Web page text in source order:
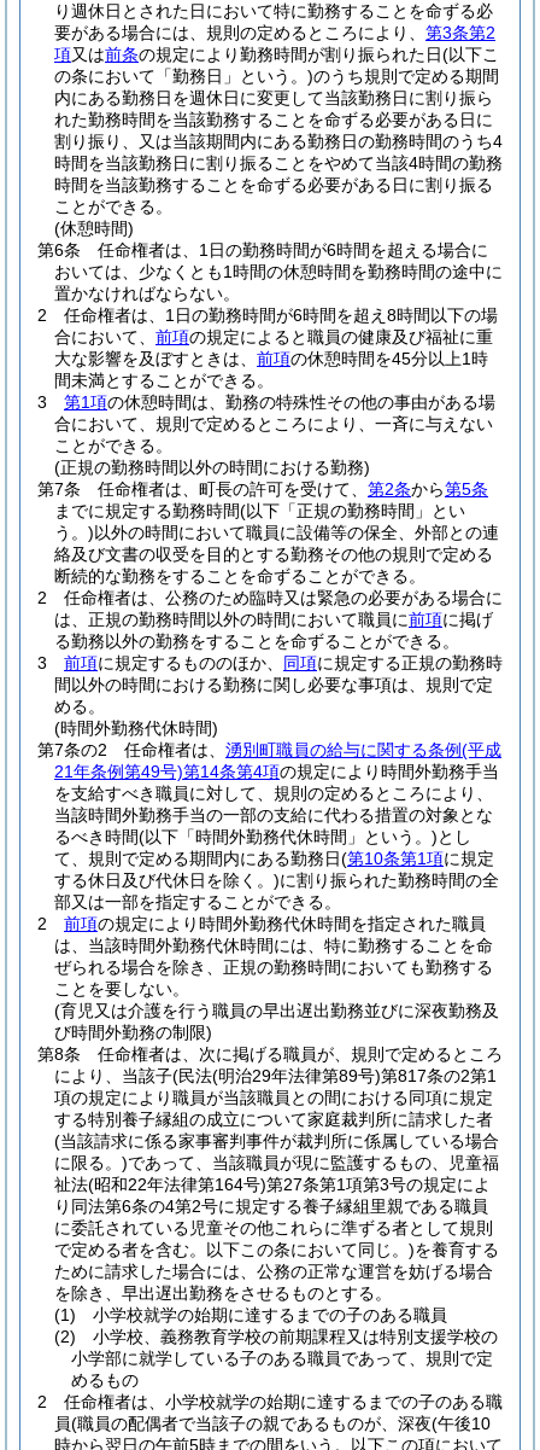
り週休日とされた日において特に勤務することを命ずる必
要がある場合には、規則の定めるところにより、 第3条第2
項又は前条の規定により勤務時間が割り振られた日(以下こ
の条において「勤務日」という。)のうち規則で定める期間
内にある勤務日を週休日に変更して当該勤務日に割り振ら
れた勤務時間を当該勤務することを命ずる必要がある日に
割り振り、又は当該期間内にある勤務日の勤務時間のうち4
時間を当該勤務日に割り振ることをやめて当該4時間の勤務
時間を当該勤務することを命ずる必要がある日に割り振る
ことができる。
(休憩時間)
第6条
任命権者は、1日の勤務時間が6時間を超える場合に
おいては、少なくとも1時間の休憩時間を勤務時間の途中に
置かなければならない。
2
任命権者は、1日の勤務時間が6時間を超え8時間以下の場
合において、 前項の規定によると職員の健康及び福祉に重
大な影響を及ぼすときは、 前項の休憩時間を45分以上1時
間未満とすることができる。
3
第1項の休憩時間は、勤務の特殊性その他の事由がある場
合において、規則で定めるところにより、一斉に与えない
ことができる。
(正規の勤務時間以外の時間における勤務)
第7条
任命権者は、町長の許可を受けて、 第2条から第5条
までに規定する勤務時間(以下「正規の勤務時間」とい
う。)以外の時間において職員に設備等の保全、外部との連
絡及び文書の収受を目的とする勤務その他の規則で定める
断続的な勤務をすることを命ずることができる。
2
任命権者は、公務のため臨時又は緊急の必要がある場合に
は、正規の勤務時間以外の時間において職員に前項に掲げ
る勤務以外の勤務をすることを命ずることができる。
3
前項に規定するもののほか、 同項に規定する正規の勤務時
間以外の時間における勤務に関し必要な事項は、規則で定
める。
(時間外勤務代休時間)
第7条の2
任命権者は、 湧別町職員の給与に関する条例(平成
21年条例第49号)第14条第4項の規定により時間外勤務手当
を支給すべき職員に対して、規則の定めるところにより、
当該時間外勤務手当の一部の支給に代わる措置の対象とな
るべき時間(以下「時間外勤務代休時間」という。)とし
て、規則で定める期間内にある勤務日(第10条第1項に規定
する休日及び代休日を除く。)に割り振られた勤務時間の全
部又は一部を指定することができる。
2
前項の規定により時間外勤務代休時間を指定された職員
は、当該時間外勤務代休時間には、特に勤務することを命
ぜられる場合を除き、正規の勤務時間においても勤務する
ことを要しない。
(育児又は介護を行う職員の早出遅出勤務並びに深夜勤務及
び時間外勤務の制限)
第8条
任命権者は、次に掲げる職員が、規則で定めるところ
により、当該子(民法(明治29年法律第89号)第817条の2第1
項の規定により職員が当該職員との間における同項に規定
する特別養子縁組の成立について家庭裁判所に請求した者
(当該請求に係る家事審判事件が裁判所に係属している場合
に限る。)であって、当該職員が現に監護するもの、児童福
祉法(昭和22年法律第164号)第27条第1項第3号の規定によ
り同法第6条の4第2号に規定する養子縁組里親である職員
に委託されている児童その他これらに準ずる者として規則
で定める者を含む。以下この条において同じ。)を養育する
ために請求した場合には、公務の正常な運営を妨げる場合
を除き、早出遅出勤務をさせるものとする。
(1)
小学校就学の始期に達するまでの子のある職員
(2)
小学校、義務教育学校の前期課程又は特別支援学校の
小学部に就学している子のある職員であって、規則で定
めるもの
2
任命権者は、小学校就学の始期に達するまでの子のある職
員(職員の配偶者で当該子の親であるものが、深夜(午後10
時から翌日の午前5時までの間をいう。以下この項において